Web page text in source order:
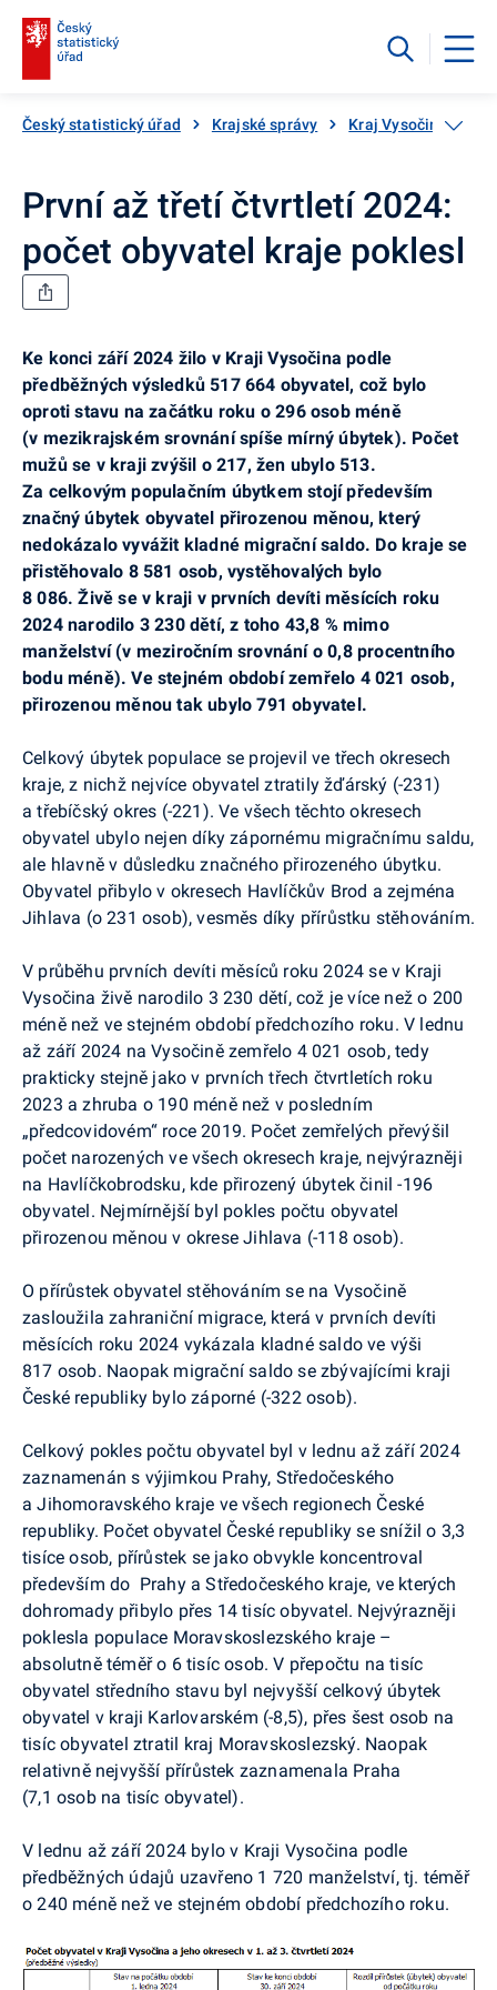
Český statistický úřad Krajské správy Kraj Vysočina
První až třetí čtvrtletí 2024:
počet obyvatel kraje poklesl
Ke konci září 2024 žilo v Kraji Vysočina podle
předběžných výsledků 517 664 obyvatel, což bylo
oproti stavu na začátku roku o 296 osob méně
(v mezikrajském srovnání spíše mírný úbytek). Počet
mužů se v kraji zvýšil o 217, žen ubylo 513.
Za celkovým populačním úbytkem stojí především
značný úbytek obyvatel přirozenou měnou, který
nedokázalo vyvážit kladné migrační saldo. Do kraje se
přistěhovalo 8 581 osob, vystěhovalých bylo
8 086. Živě se v kraji v prvních devíti měsících roku
2024 narodilo 3 230 dětí, z toho 43,8 % mimo
manželství (v meziročním srovnání o 0,8 procentního
bodu méně). Ve stejném období zemřelo 4 021 osob,
přirozenou měnou tak ubylo 791 obyvatel.
Celkový úbytek populace se projevil ve třech okresech
kraje, z nichž nejvíce obyvatel ztratily žďárský (-231)
a třebíčský okres (-221). Ve všech těchto okresech
obyvatel ubylo nejen díky zápornému migračnímu saldu,
ale hlavně v důsledku značného přirozeného úbytku.
Obyvatel přibylo v okresech Havlíčkův Brod a zejména
Jihlava (o 231 osob), vesměs díky přírůstku stěhováním.
V průběhu prvních devíti měsíců roku 2024 se v Kraji
Vysočina živě narodilo 3 230 dětí, což je více než o 200
méně než ve stejném období předchozího roku. V lednu
až září 2024 na Vysočině zemřelo 4 021 osob, tedy
prakticky stejně jako v prvních třech čtvrtletích roku
2023 a zhruba o 190 méně než v posledním
„předcovidovém“ roce 2019. Počet zemřelých převýšil
počet narozených ve všech okresech kraje, nejvýrazněji
na Havlíčkobrodsku, kde přirozený úbytek činil -196
obyvatel. Nejmírnější byl pokles počtu obyvatel
přirozenou měnou v okrese Jihlava (-118 osob).
O přírůstek obyvatel stěhováním se na Vysočině
zasloužila zahraniční migrace, která v prvních devíti
měsících roku 2024 vykázala kladné saldo ve výši
817 osob. Naopak migrační saldo se zbývajícími kraji
České republiky bylo záporné (-322 osob).
Celkový pokles počtu obyvatel byl v lednu až září 2024
zaznamenán s výjimkou Prahy, Středočeského
a Jihomoravského kraje ve všech regionech České
republiky. Počet obyvatel České republiky se snížil o 3,3
tisíce osob, přírůstek se jako obvykle koncentroval
především do Prahy a Středočeského kraje, ve kterých
dohromady přibylo přes 14 tisíc obyvatel. Nejvýrazněji
poklesla populace Moravskoslezského kraje –
absolutně téměř o 6 tisíc osob. V přepočtu na tisíc
obyvatel středního stavu byl nejvyšší celkový úbytek
obyvatel v kraji Karlovarském (-8,5), přes šest osob na
tisíc obyvatel ztratil kraj Moravskoslezský. Naopak
relativně nejvyšší přírůstek zaznamenala Praha
(7,1 osob na tisíc obyvatel).
V lednu až září 2024 bylo v Kraji Vysočina podle
předběžných údajů uzavřeno 1 720 manželství, tj. téměř
o 240 méně než ve stejném období předchozího roku.